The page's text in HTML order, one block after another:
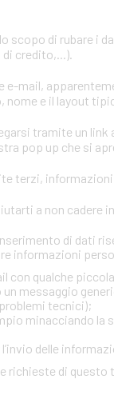
scopo di rubare i
credito,...).
mail,
e il layout
tramite un
pop up che si
terzi,
a non cadere
di dati
informazioni
con qualche
messaggio
tecnici);
minacciando
delle
richieste di